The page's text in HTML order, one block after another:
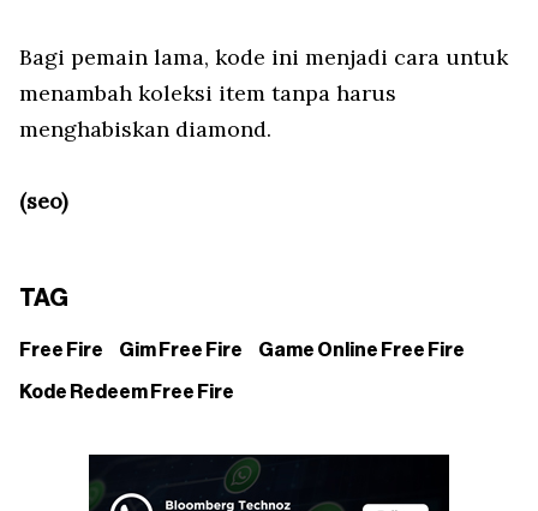
Bagi pemain lama, kode ini menjadi cara untuk
menambah koleksi item tanpa harus
menghabiskan diamond.
(seo)
TAG
Free Fire Gim Free Fire Game Online Free Fire
Kode Redeem Free Fire